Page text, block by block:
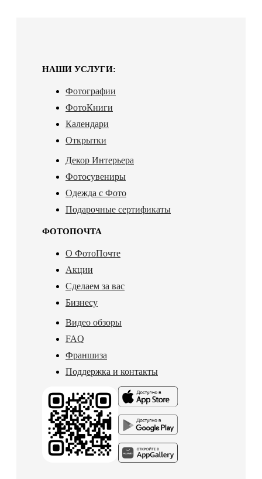
НАШИ УСЛУГИ:
Фотографии
ФотоКниги
Календари
Открытки
Декор Интерьера
Фотосувениры
Одежда с Фото
Подарочные сертификаты
ФОТОПОЧТА
О ФотоПочте
Акции
Сделаем за вас
Бизнесу
Видео обзоры
FAQ
Франшиза
Поддержка и контакты